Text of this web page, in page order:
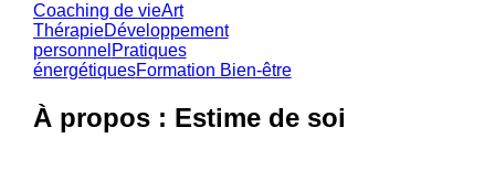
Coaching de vieArt
ThérapieDéveloppement
personnel Pratiques
énergétiquesFormation Bien-être
À propos : Estime de soi